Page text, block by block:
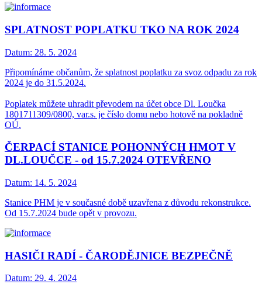
SPLATNOST POPLATKU TKO NA ROK 2024
Datum: 28. 5. 2024
Připomínáme občanům, že splatnost poplatku za svoz odpadu za rok
2024 je do 31.5.2024.
Poplatek můžete uhradit převodem na účet obce Dl. Loučka
1801711309/0800, var.s. je číslo domu nebo hotově na pokladně
OÚ.
ČERPACÍ STANICE POHONNÝCH HMOT V
DL.LOUČCE - od 15.7.2024 OTEVŘENO
Datum: 14. 5. 2024
Stanice PHM je v současné době uzavřena z důvodu rekonstrukce.
Od 15.7.2024 bude opět v provozu.
HASIČI RADÍ - ČARODĚJNICE BEZPEČNĚ
Datum: 29. 4. 2024